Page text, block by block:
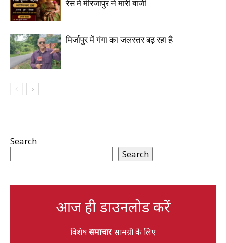
रेस में मीरजापुर ने मारी बाजी
मिर्जापुर में गंगा का जलस्तर बढ़ रहा है
Search
Search
आज ही डाउनलोड करें
विशेषसमाचारसामग्री के लिए